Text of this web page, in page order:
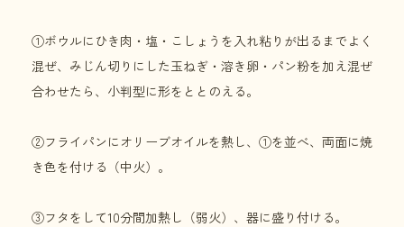
①ボウルにひき肉・塩・こしょうを入れ粘りが出るまでよく
混ぜ、みじん切りにした玉ねぎ・溶き卵・パン粉を加え混ぜ
合わせたら、小判型に形をととのえる。
②フライパンにオリーブオイルを熱し、①を並べ、両面に焼
き色を付ける（中火）。
③フタをして10分間加熱し（弱火）、器に盛り付ける。